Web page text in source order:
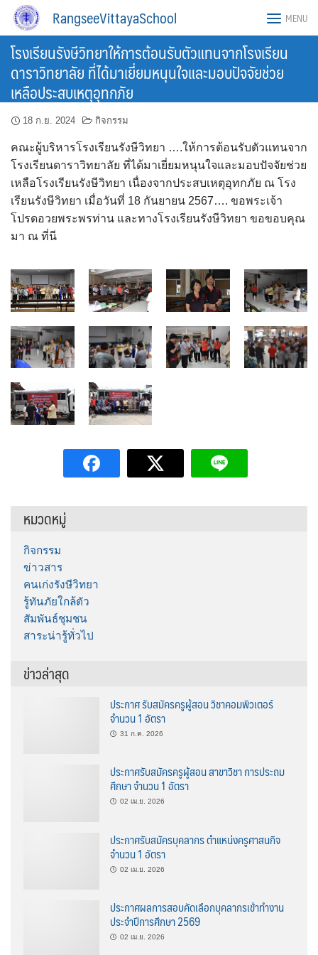
Skip
content
RangseeVittayaSchool MENU
โรงเรียนรังษีวิทยาให้การต้อนรับตัวแทนจากโรงเรียน
ดาราวิทยาลัย ที่ได้มาเยี่ยมหนุนใจและมอบปัจจัยช่วย
เหลือประสบเหตุอุทกภัย
18 ก.ย. 2024 กิจกรรม
คณะผู้บริหารโรงเรียนรังษีวิทยา ….ให้การต้อนรับตัวแทนจาก
โรงเรียนดาราวิทยาลัย ที่ได้มาเยี่ยมหนุนใจและมอบปัจจัยช่วย
เหลือโรงเรียนรังษีวิทยา เนื่องจากประสบเหตุอุทกภัย ณ โรง
เรียนรังษีวิทยา เมื่อวันที่ 18 กันยายน 2567…. ขอพระเจ้า
โปรดอวยพระพรท่าน และทางโรงเรียนรังษีวิทยา ขอขอบคุณ
มา ณ ที่นี
หมวดหมู่
กิจกรรม
ข่าวสาร
คนเก่งรังษีวิทยา
รู้ทันภัยใกล้ตัว
สัมพันธ์ชุมชน
สาระน่ารู้ทั่วไป
ข่าวล่าสุด
ประกาศ รับสมัครครูผู้สอน วิชาคอมพิวเตอร์
จำนวน 1 อัตรา
31 ก.ค. 2026
ประกาศรับสมัครครูผู้สอน สาขาวิชา การประถม
ศึกษา จำนวน 1 อัตรา
02 เม.ย. 2026
ประกาศรับสมัครบุคลากร ตำแหน่งครูศาสนกิจ
จำนวน 1 อัตรา
02 เม.ย. 2026
ประกาศผลการสอบคัดเลือกบุคลากรเข้าทำงาน
ประจำปีการศึกษา 2569
02 เม.ย. 2026